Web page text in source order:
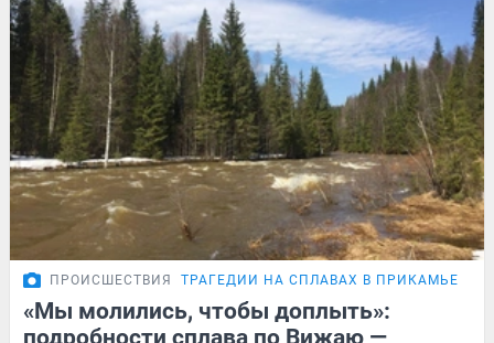
ПРОИСШЕСТВИЯ ТРАГЕДИИ НА СПЛАВАХ В ПРИКАМЬЕ
«Мы молились, чтобы доплыть»:
подробности сплава по Вижаю —